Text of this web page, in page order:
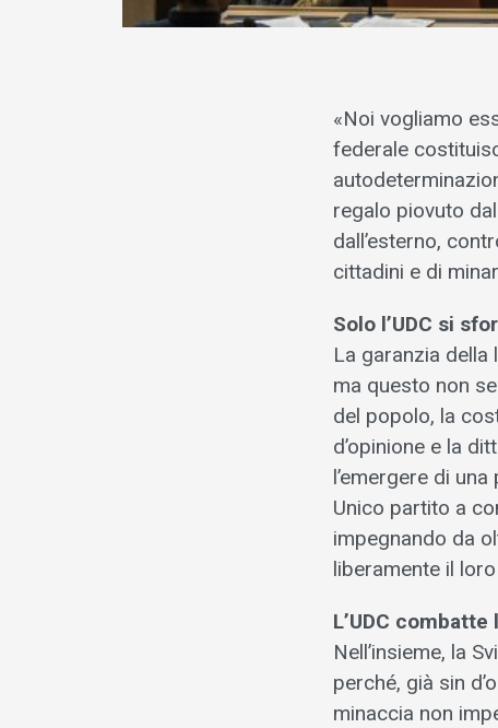
«Noi vogliamo
federale
regalo piovuto
dall’esterno,
cittadini e di
Solo l’UDC si
La garanzia
ma questo non
del popolo, la
d’opinione e la
l’emergere di
Unico partito a
impegnando da
liberamente il
L’UDC
Nell’insieme, la
perché, già sin
minaccia non